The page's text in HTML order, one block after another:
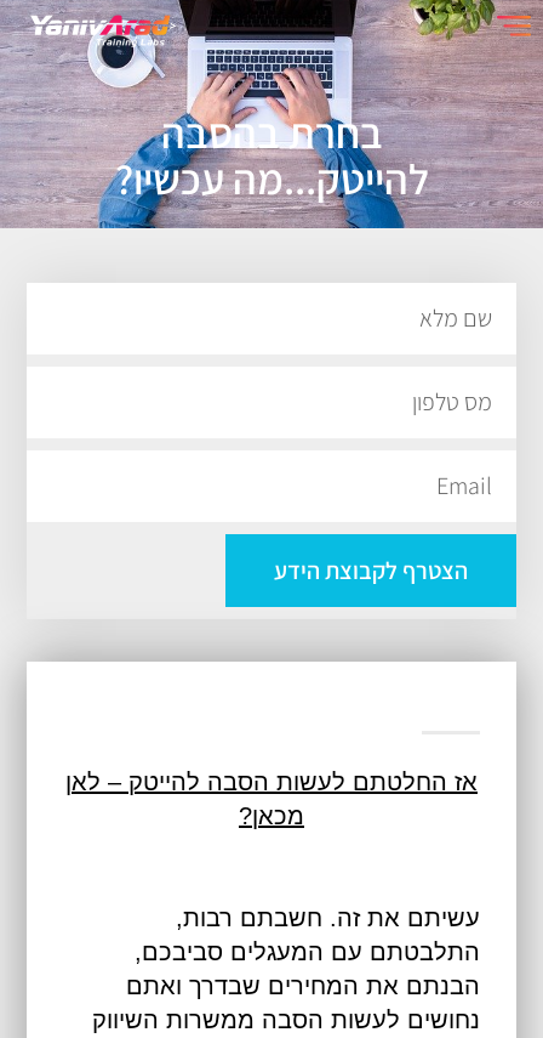
בחרת בהסבה
להייטק...מה עכשיו?
הצטרף לקבוצת הידע
אז החלטתם לעשות הסבה להייטק – לאן
מכאן?
עשיתם את זה. חשבתם רבות,
התלבטתם עם המעגלים סביבכם,
הבנתם את המחירים שבדרך ואתם
נחושים לעשות הסבה ממשרות השיווק